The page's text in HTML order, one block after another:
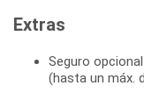
Extras
Seguro
(hasta un máx.